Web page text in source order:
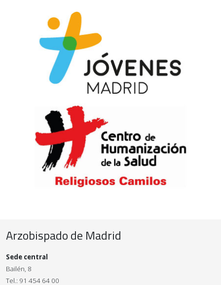
Arzobispado de Madrid
Sede central
Bailén, 8
Tel.: 91 454 64 00